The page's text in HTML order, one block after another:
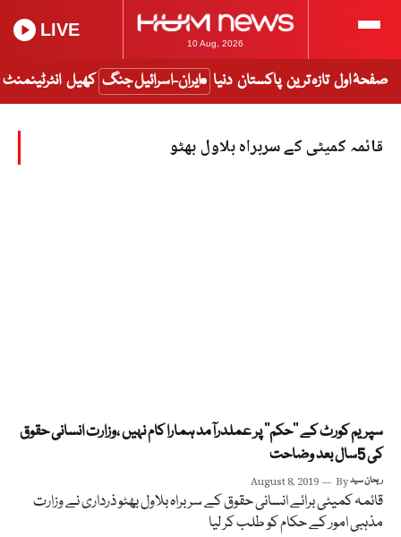
10 Aug, 2026
LIVE
صفحۂ اول تازہ ترین پاکستان دنیا ایران-اسرائیل جنگ کھیل انٹرٹینمنٹ
قائمہ کمیٹی کے سربراہ بلاول بھٹو
سپریم کورٹ کے ’’حکم‘‘ پر عملدرآمد ہمارا کام نہیں ،وزارت انسانی حقوق
کی 5سال بعد وضاحت
August 8, 2019 Byریحان سید
قائمہ کمیٹی برائے انسانی حقوق کے سربراہ بلاول بھٹو ذرداری نے وزارت
مذہبی امور کے حکام کو طلب کر لیا